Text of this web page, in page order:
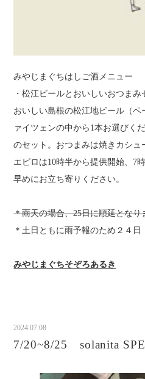
みやじまぐちはしご酒メニュー
・松江ビールとおいしいおつま
おいしい島根の松江地ビール（
ァイツェンの中から1本お選びく
のセット。おつまみは焼きカシュ
エピロは10時半から提供開始、7
早めにお立ち寄りください。
＊雨天の場合、25日に順延となり
＊土日ともに雨予報のため２４日
みやじまぐちそぞろあるき
2024.07.08
7/20~8/25 solanita